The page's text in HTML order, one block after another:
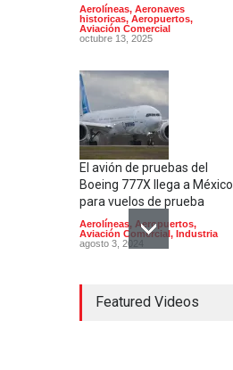
Aerolíneas, Aeronaves
historicas, Aeropuertos,
Aviación Comercial
octubre 13, 2025
El avión de pruebas del
Boeing 777X llega a México
para vuelos de prueba
Aerolíneas, Aeropuertos,
Aviación Comercial, Industria
agosto 3, 2024
Featured Videos